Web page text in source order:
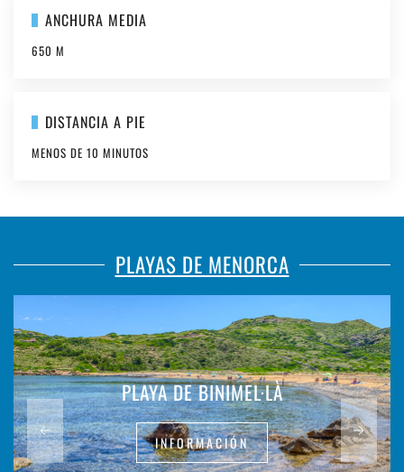
ANCHURA MEDIA
650 M
DISTANCIA A PIE
MENOS DE 10 MINUTOS
PLAYAS DE MENORCA
PLAYA DE BINIMEL·LÀ
INFORMACIÓN